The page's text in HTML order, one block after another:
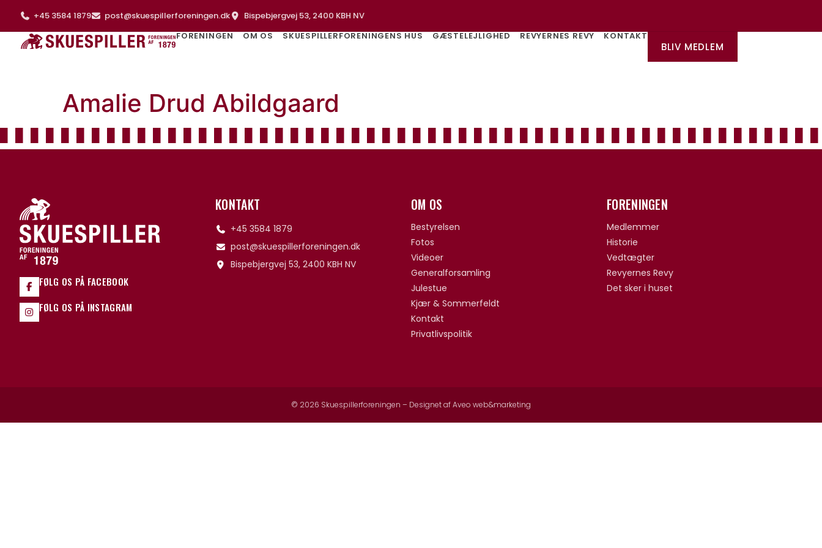
+45 3584 1879 post@skuespillerforeningen.dk
Bispebjergvej 53, 2400 KBH NV
FORENINGEN
OM OS SKUESPILLERFORENINGENS HUS GÆSTELEJLIGHED REVYERNES REVY KONTAKT
BLIV MEDLEM
Amalie Drud Abildgaard
FØLG OS PÅ FACEBOOK
FØLG OS PÅ INSTAGRAM
KONTAKT
+45 3584 1879
post@skuespillerforeningen.dk
Bispebjergvej 53, 2400 KBH NV
OM OS
Bestyrelsen
Fotos
Videoer
Generalforsamling
Julestue
Kjær & Sommerfeldt
Kontakt
Privatlivspolitik
FORENINGEN
Medlemmer
Historie
Vedtægter
Revyernes Revy
Det sker i huset
© 2026 Skuespillerforeningen – Designet afAveo web&marketing